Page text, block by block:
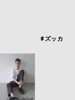
#ズッカ